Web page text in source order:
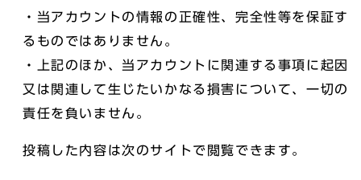
・当アカウントの情報の正確性、完全性等を保証す
るものではありません。
・上記のほか、当アカウントに関連する事項に起因
又は関連して生じたいかなる損害について、一切の
責任を負いません。
投稿した内容は次のサイトで閲覧できます。